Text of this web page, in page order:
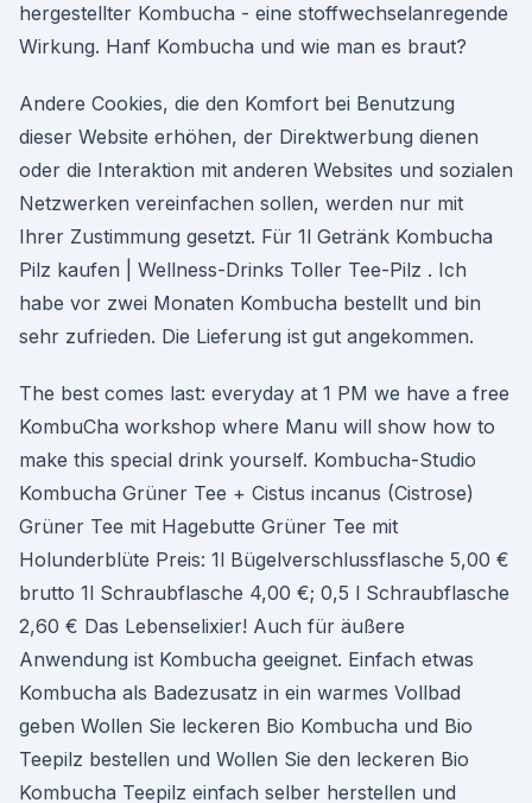
hergestellter Kombucha - eine stoffwechselanregende
Wirkung. Hanf Kombucha und wie man es braut?
Andere Cookies, die den Komfort bei Benutzung
dieser Website erhöhen, der Direktwerbung dienen
oder die Interaktion mit anderen Websites und sozialen
Netzwerken vereinfachen sollen, werden nur mit
Ihrer Zustimmung gesetzt. Für 1l Getränk Kombucha
Pilz kaufen | Wellness-Drinks Toller Tee-Pilz . Ich
habe vor zwei Monaten Kombucha bestellt und bin
sehr zufrieden. Die Lieferung ist gut angekommen.
The best comes last: everyday at 1 PM we have a free
KombuCha workshop where Manu will show how to
make this special drink yourself. Kombucha-Studio
Kombucha Grüner Tee + Cistus incanus (Cistrose)
Grüner Tee mit Hagebutte Grüner Tee mit
Holunderblüte Preis: 1l Bügelverschlussflasche 5,00 €
brutto 1l Schraubflasche 4,00 €; 0,5 l Schraubflasche
2,60 € Das Lebenselixier! Auch für äußere
Anwendung ist Kombucha geeignet. Einfach etwas
Kombucha als Badezusatz in ein warmes Vollbad
geben Wollen Sie leckeren Bio Kombucha und Bio
Teepilz bestellen und Wollen Sie den leckeren Bio
Kombucha Teepilz einfach selber herstellen und